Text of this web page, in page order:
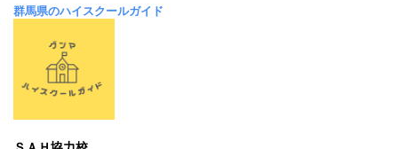
群馬県のハイスクールガイド